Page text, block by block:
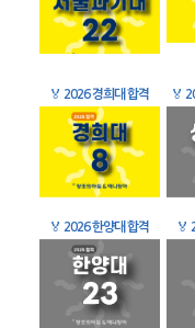
🏅 2026 경희대 합격 🏅
🏅 2026 한양대 합격 🏅